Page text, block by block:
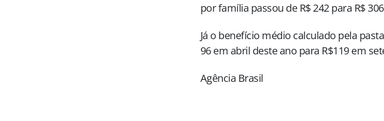
por família passou de R$ 242 para R$
Já o benefício médio calculado pela
96 em abril deste ano para R$119 em
Agência Brasil